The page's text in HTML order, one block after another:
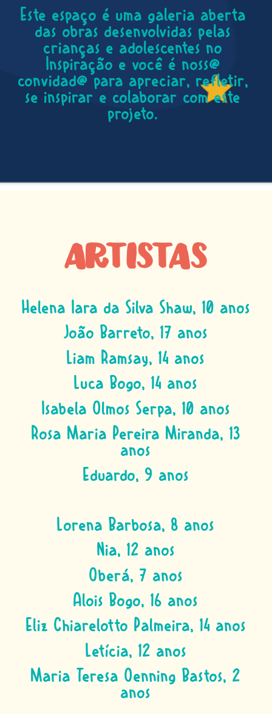
Este espaço é uma galeria aberta
das obras desenvolvidas pelas
crianças e adolescentes no
Inspiração e você é noss@
convidad@ para apreciar, refletir,
se inspirar e colaborar com este
projeto.
Artistas
Helena Iara da Silva Shaw, 10 anos
João Barreto, 17 anos
Liam Ramsay, 14 anos
Luca Bogo, 14 anos
Isabela Olmos Serpa, 10 anos
Rosa Maria Pereira Miranda, 13
anos
Eduardo, 9 anos
Lorena Barbosa, 8 anos
Nia, 12 anos
Oberá, 7 anos
Alois Bogo, 16 anos
Eliz Chiarelotto Palmeira, 14 anos
Letícia, 12 anos
Maria Teresa Oenning Bastos, 2
anos